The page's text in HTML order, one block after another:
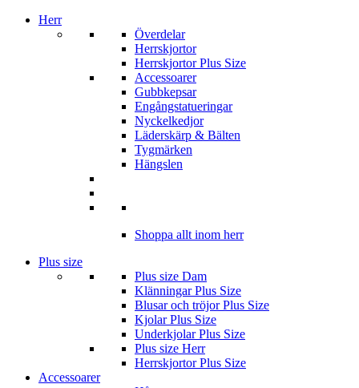
Herr
Överdelar
Herrskjortor
Herrskjortor Plus Size
Accessoarer
Gubbkepsar
Engångstatueringar
Nyckelkedjor
Läderskärp & Bälten
Tygmärken
Hängslen
Shoppa allt inom herr
Plus size
Plus size Dam
Klänningar Plus Size
Blusar och tröjor Plus Size
Kjolar Plus Size
Underkjolar Plus Size
Plus size Herr
Herrskjortor Plus Size
Accessoarer